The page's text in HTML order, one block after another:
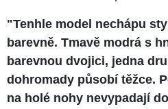
"Tenhle model nechápu
barevně. Tmavě modrá s
barevnou dvojici, jedna
dohromady působí těžce.
na holé nohy nevypadají